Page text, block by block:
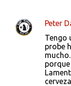
Peter
Tengo
probe